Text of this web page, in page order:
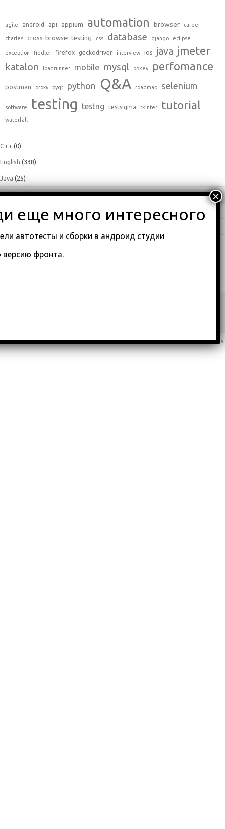
agile android api appium automation browser career
charles cross-browser testing css database django eclipse
exception fiddler firefox geckodriver interview ios java jmeter
katalon loadrunner mobile mysql opkey perfomance
postman proxy pyqt python Q&A roadmap selenium
software testing testng testsigma tkinter tutorial
waterfall
C++ (0)
English (338)
Java (25)
Python(16)
Влоги (68)
Iconic OneTheme | Powered byWordpress
автотесты и сборки в андроид студии
версию фронта.